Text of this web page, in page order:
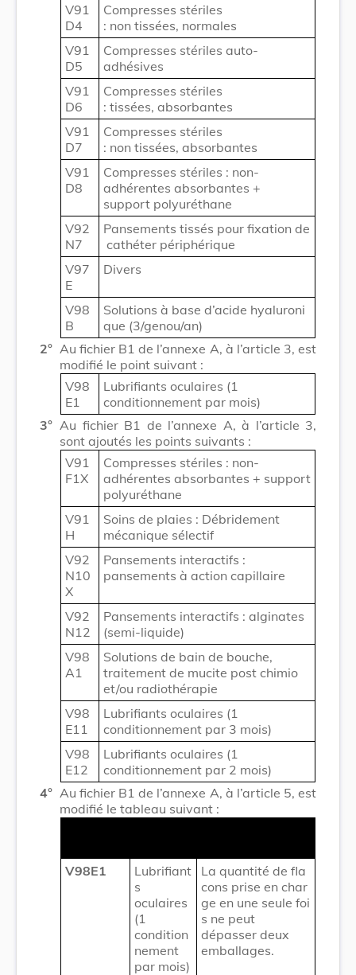
V91
D4
Compresses stériles
: non tissées, normales
V91
D5
Compresses stériles auto-
adhésives
V91
D6
Compresses stériles
: tissées, absorbantes
V91
D7
Compresses stériles
: non tissées, absorbantes
V91
D8
Compresses stériles : non-
adhérentes absorbantes +
support polyuréthane
V92
N7
Pansements tissés pour fixation de
cathéter périphérique
V97
E
Divers
V98
B
Solutions à base d’acide hyaluroni
que (3/genou/an)
2° Au fichier B1 de l’annexe A, à l’article 3, est
modifié le point suivant :
V98
E1
Lubrifiants oculaires (1
conditionnement par mois)
3° Au fichier B1 de l’annexe A, à l’article 3,
sont ajoutés les points suivants :
V91
F1X
Compresses stériles : non-
adhérentes absorbantes + support
polyuréthane
V91
H
Soins de plaies : Débridement
mécanique sélectif
V92
N10
X
Pansements interactifs :
pansements à action capillaire
V92
N12
Pansements interactifs : alginates
(semi-liquide)
V98
A1
Solutions de bain de bouche,
traitement de mucite post chimio
et/ou radiothérapie
V98
E11
Lubrifiants oculaires (1
conditionnement par 3 mois)
V98
E12
Lubrifiants oculaires (1
conditionnement par 2 mois)
4° Au fichier B1 de l’annexe A, à l’article 5, est
modifié le tableau suivant :
V98E1
Lubrifiant
s
oculaires
(1
condition
nement
par mois)
La quantité de fla
cons prise en char
ge en une seule foi
s ne peut
dépasser deux
emballages.